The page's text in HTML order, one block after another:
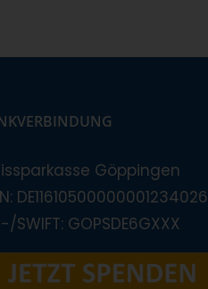
Göppingen
DE11610500000001234026
SWIFT: GOPSDE6GXXX